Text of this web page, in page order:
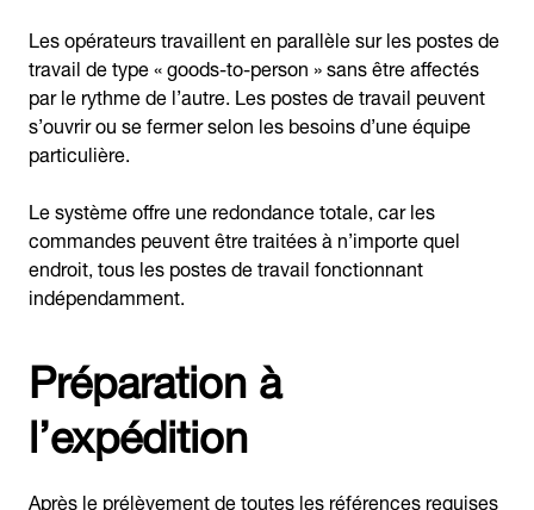
Les opérateurs travaillent en parallèle sur les postes de
travail de type « goods-to-person » sans être affectés
par le rythme de l’autre. Les postes de travail peuvent
s’ouvrir ou se fermer selon les besoins d’une équipe
particulière.
Le système offre une redondance totale, car les
commandes peuvent être traitées à n’importe quel
endroit, tous les postes de travail fonctionnant
indépendamment.
Préparation à
l’expédition
Après le prélèvement de toutes les références requises